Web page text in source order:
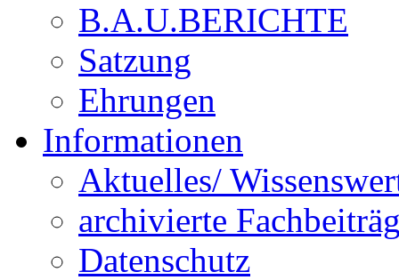
B.A.U.BERICHTE
Satzung
Ehrungen
Informationen
Aktuelles/
archivierte
Datenschutz